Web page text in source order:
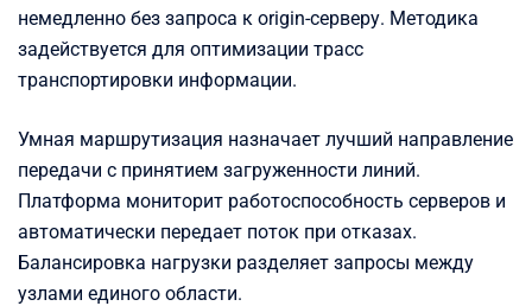
немедленно без запроса к origin-серверу. Методика
задействуется для оптимизации трасс
транспортировки информации.
Умная маршрутизация назначает лучший направление
передачи с принятием загруженности линий.
Платформа мониторит работоспособность серверов и
автоматически передает поток при отказах.
Балансировка нагрузки разделяет запросы между
узлами единого области.